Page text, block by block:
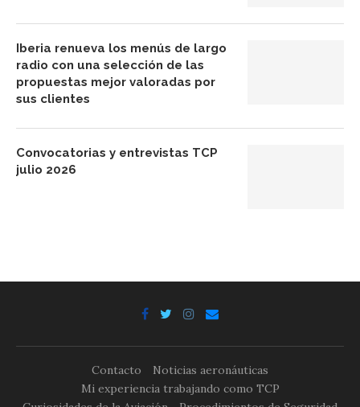
Iberia renueva los menús de largo
radio con una selección de las
propuestas mejor valoradas por
sus clientes
Convocatorias y entrevistas TCP
julio 2026
Contacto
Noticias aeronáuticas
Mi experiencia trabajando como TCP